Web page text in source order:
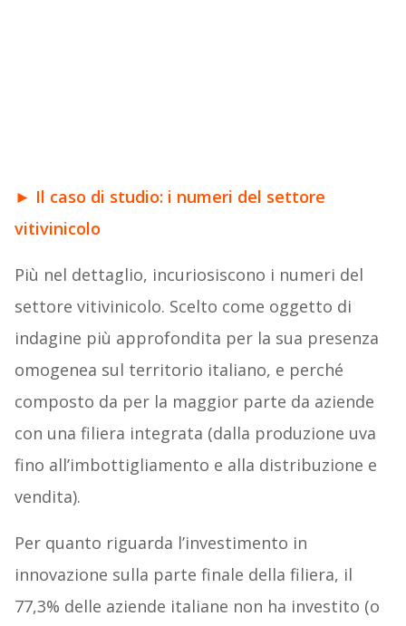
► Il caso di studio: i numeri del settore
vitivinicolo
Più nel dettaglio, incuriosiscono i numeri del
settore vitivinicolo. Scelto come oggetto di
indagine più approfondita per la sua presenza
omogenea sul territorio italiano, e perché
composto da per la maggior parte da aziende
con una filiera integrata (dalla produzione uva
fino all’imbottigliamento e alla distribuzione e
vendita).
Per quanto riguarda l’investimento in
innovazione sulla parte finale della filiera, il
77,3% delle aziende italiane non ha investito (o